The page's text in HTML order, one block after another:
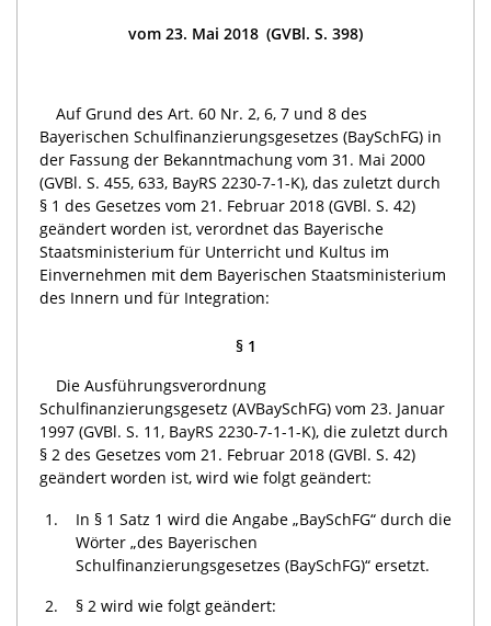
vom 23. Mai 2018 (GVBl. S. 398)
Auf Grund des Art. 60 Nr. 2, 6, 7 und 8 des
Bayerischen Schulfinanzierungsgesetzes (BaySchFG) in
der Fassung der Bekanntmachung vom 31. Mai 2000
(GVBl. S. 455, 633, BayRS 2230-7-1-K), das zuletzt durch
§ 1 des Gesetzes vom 21. Februar 2018 (GVBl. S. 42)
geändert worden ist, verordnet das Bayerische
Staatsministerium für Unterricht und Kultus im
Einvernehmen mit dem Bayerischen Staatsministerium
des Innern und für Integration:
§ 1
Die Ausführungsverordnung
Schulfinanzierungsgesetz (AVBaySchFG) vom 23. Januar
1997 (GVBl. S. 11, BayRS 2230-7-1-1-K), die zuletzt durch
§ 2 des Gesetzes vom 21. Februar 2018 (GVBl. S. 42)
geändert worden ist, wird wie folgt geändert:
1.
In § 1 Satz 1 wird die Angabe „BaySchFG“ durch die
Wörter „des Bayerischen
Schulfinanzierungsgesetzes (BaySchFG)“ ersetzt.
2.
§ 2 wird wie folgt geändert: